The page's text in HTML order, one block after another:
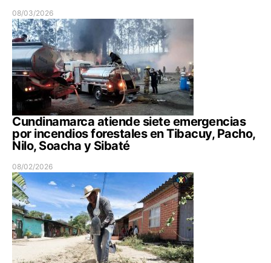
08/03/2026
Cundinamarca atiende siete emergencias
por incendios forestales en Tibacuy, Pacho,
Nilo, Soacha y Sibaté
08/02/2026